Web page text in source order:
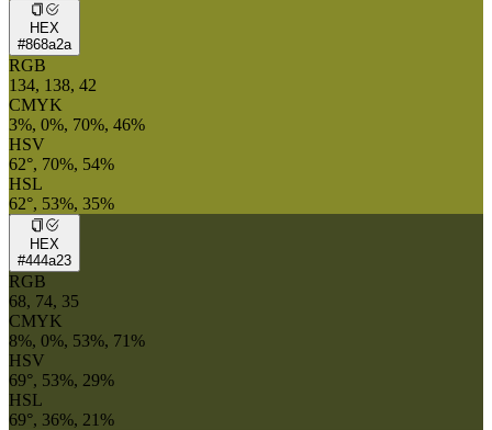
HEX
#868a2a
RGB
134, 138, 42
CMYK
3%, 0%, 70%, 46%
HSV
62°, 70%, 54%
HSL
62°, 53%, 35%
HEX
#444a23
RGB
68, 74, 35
CMYK
8%, 0%, 53%, 71%
HSV
69°, 53%, 29%
HSL
69°, 36%, 21%